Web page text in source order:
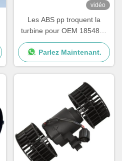
vidéo
Les ABS pp troquent la
turbine pour OEM 1854876
de série de Scania G P R
2195206 1854877
DDSC003TT
Parlez Maintenant.